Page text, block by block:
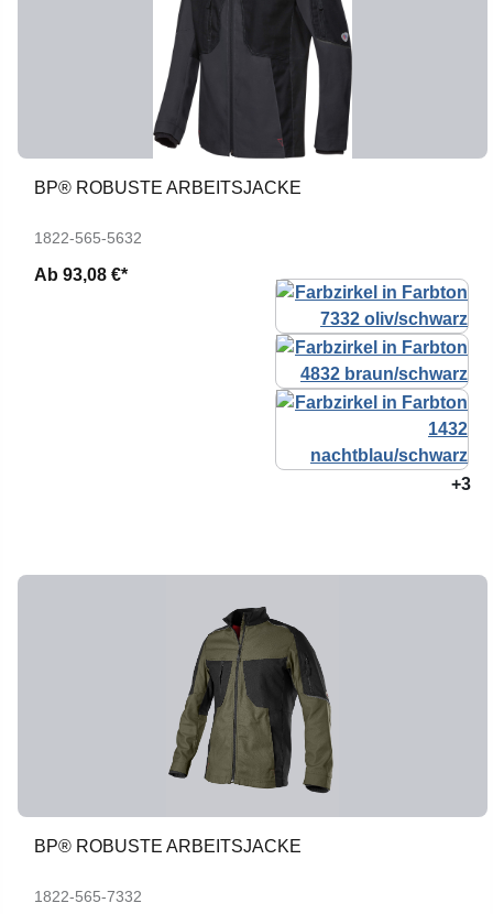
BP® ROBUSTE ARBEITSJACKE
1822-565-5632
Ab 93,08 €*
+3
BP® ROBUSTE ARBEITSJACKE
1822-565-7332